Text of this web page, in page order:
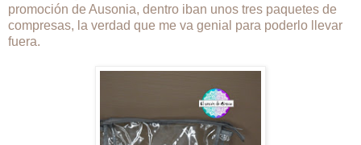
promoción de Ausonia, dentro iban unos tres paquetes de
compresas, la verdad que me va genial para poderlo llevar
fuera.